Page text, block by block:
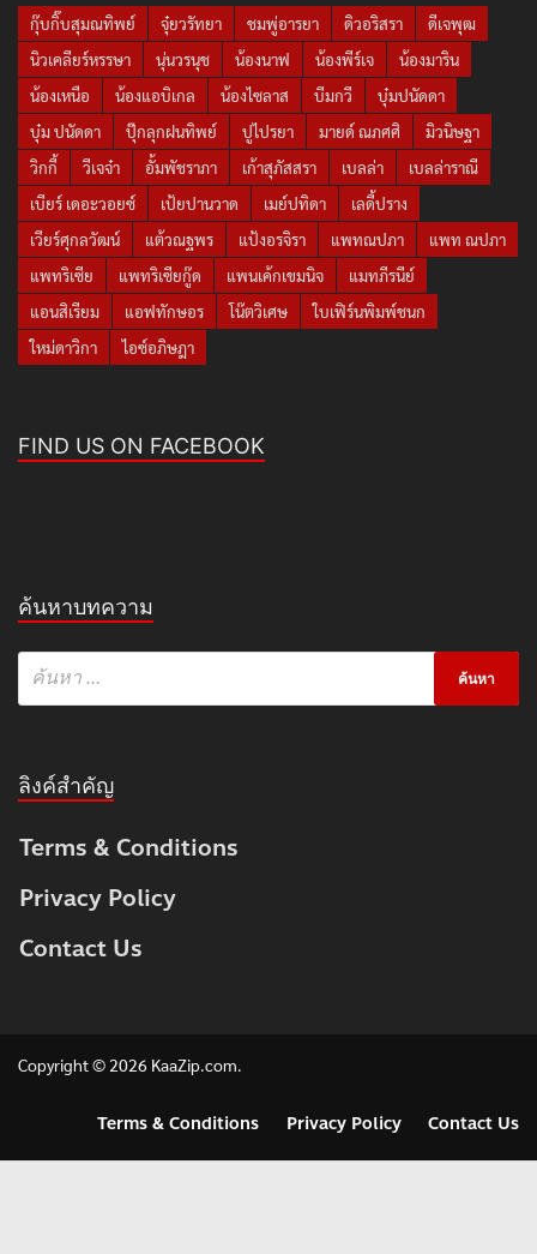
กุ๊บกิ๊บสุมณทิพย์ จุ๋ยวรัทยา ชมพู่อารยา ดิวอริสรา
ดีเจพุฒ
นิวเคลียร์หรรษา
นุ่นวรนุช น้องนาฟ น้องพีร์เจ
น้องมาริน
น้องเหนือ
น้องแอบิเกล น้องไซลาส บีมกวี
บุ๋มปนัดดา
บุ๋ม ปนัดดา
ปุ๊กลุกฝนทิพย์ ปูไปรยา มายด์ ณภศศิ
มิวนิษฐา
วิกกี้
วีเจจ๋า อั้มพัชราภา เก้าสุภัสสรา เบลล่า
เบลล่าราณี
เบียร์ เดอะวอยซ์
เป้ยปานวาด เมย์ปทิดา
เลดี้ปราง
เวียร์ศุกลวัฒน์
แต้วณฐพร แป้งอรจิรา แพทณปภา
แพท ณปภา
แพทริเซีย
แพทริเซียกู๊ด แพนเค้กเขมนิจ
แมทภีรนีย์
แอนสิเรียม
แอฟทักษอร โน๊ตวิเศษ
ใบเฟิร์นพิมพ์ชนก
ใหม่ดาวิกา
ไอซ์อภิษฎา
FIND US ON FACEBOOK
ค้นหาบทความ
ลิงค์สำคัญ
Terms & Conditions
Privacy Policy
Contact Us
Copyright © 2026 KaaZip.com.
Terms & Conditions Privacy Policy Contact Us